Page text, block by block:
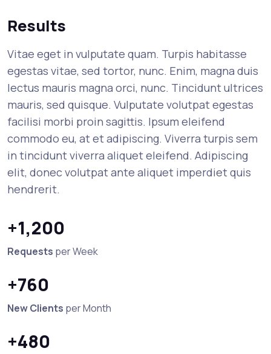
Results
Vitae eget in vulputate quam. Turpis habitasse
egestas vitae, sed tortor, nunc. Enim, magna duis
lectus mauris magna orci, nunc. Tincidunt ultrices
mauris, sed quisque. Vulputate volutpat egestas
facilisi morbi proin sagittis. Ipsum eleifend
commodo eu, at et adipiscing. Viverra turpis sem
in tincidunt viverra aliquet eleifend. Adipiscing
elit, donec volutpat ante aliquet imperdiet quis
hendrerit.
+1,200
Requests per Week
+760
New Clients per Month
+480